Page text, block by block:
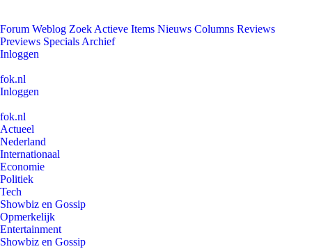
Forum Weblog Zoek Actieve Items Nieuws Columns Reviews
Previews Specials Archief
Inloggen
fok.nl
Inloggen
fok.nl
Actueel
Nederland
Internationaal
Economie
Politiek
Tech
Showbiz en Gossip
Opmerkelijk
Entertainment
Showbiz en Gossip